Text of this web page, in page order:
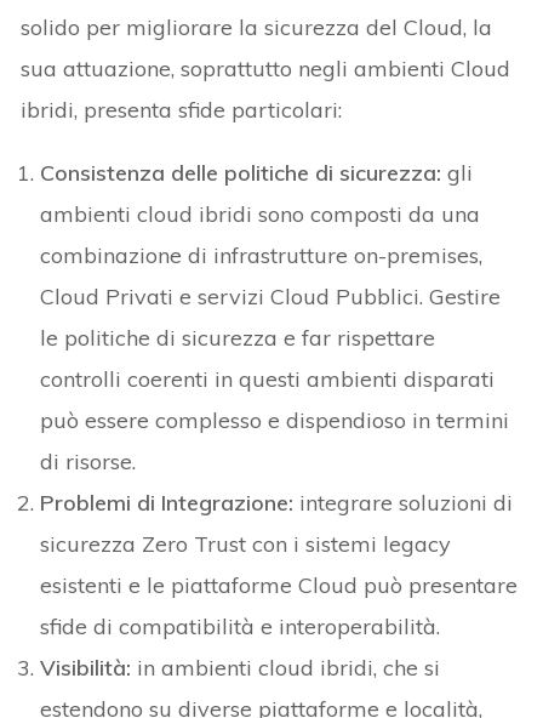
solido per migliorare la sicurezza del Cloud, la
sua attuazione, soprattutto negli ambienti Cloud
ibridi, presenta sfide particolari:
Consistenza delle politiche di sicurezza: gli
ambienti cloud ibridi sono composti da una
combinazione di infrastrutture on-premises,
Cloud Privati e servizi Cloud Pubblici. Gestire
le politiche di sicurezza e far rispettare
controlli coerenti in questi ambienti disparati
può essere complesso e dispendioso in termini
di risorse.
Problemi di Integrazione: integrare soluzioni di
sicurezza Zero Trust con i sistemi legacy
esistenti e le piattaforme Cloud può presentare
sfide di compatibilità e interoperabilità.
Visibilità: in ambienti cloud ibridi, che si
estendono su diverse piattaforme e località,